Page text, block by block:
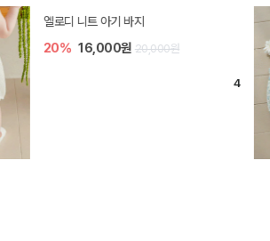
[SIZE ~6Y] 오뎃 라운지웨어
10% 20,700원 23,000원